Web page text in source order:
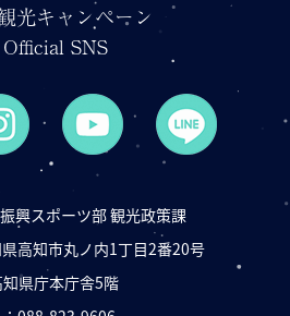
光キャンペーン
SNS
興スポーツ部 観光政策課
高知市丸ノ内1丁目2番20号
県庁本庁舎5階